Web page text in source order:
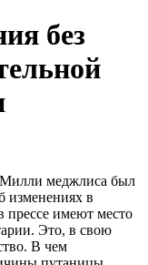
без
Милли меджлиса был
изменениях в
прессе имеют место
Это, в свою
B чем